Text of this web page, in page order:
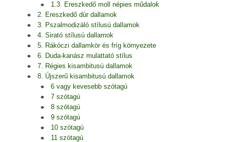
1.3. Ereszkedő moll népies műdalok
2. Ereszkedő dúr dallamok
3. Pszalmodizáló stílusú dallamok
4. Sirató stílusú dallamok
5. Rákóczi dallamkör és fríg környezete
6. Duda-kanász mulattató stílus
7. Régies kisambitusú dallamok
8. Újszerű kisambitusú dallamok
6 vagy kevesebb szótagú
7 szótagú
8 szótagú
9 szótagú
10 szótagú
11 szótagú